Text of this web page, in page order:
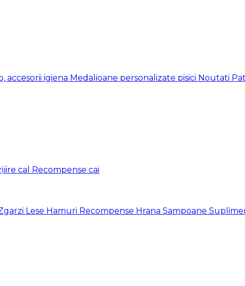
accesorii igiena Medalioane personalizate pisici Noutati
cal Recompense cai
Lese Hamuri Recompense Hrana Sampoane